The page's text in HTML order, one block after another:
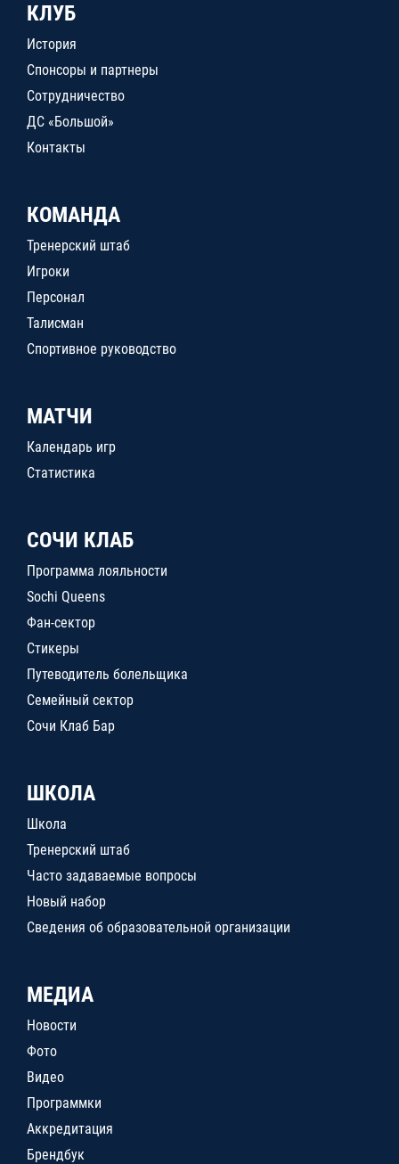
КЛУБ
История
Спонсоры и партнеры
Сотрудничество
ДС «Большой»
Контакты
КОМАНДА
Тренерский штаб
Игроки
Персонал
Талисман
Спортивное руководство
МАТЧИ
Календарь игр
Статистика
СОЧИ КЛАБ
Программа лояльности
Sochi Queens
Фан-сектор
Стикеры
Путеводитель болельщика
Семейный сектор
Сочи Клаб Бар
ШКОЛА
Школа
Тренерский штаб
Часто задаваемые вопросы
Новый набор
Сведения об образовательной организации
МЕДИА
Новости
Фото
Видео
Программки
Аккредитация
Брендбук